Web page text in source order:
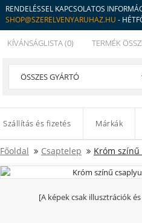
RENDELÉSSEL KAPCSOLATOS
SHOP@SZERELVENYARUHAZ.HU -
KÍVÁNSÁGLISTA (0) TERMÉK
Szállítás és fizetés Márkák
Főoldal Csaptelep Króm
[A képek csak illusztrációk